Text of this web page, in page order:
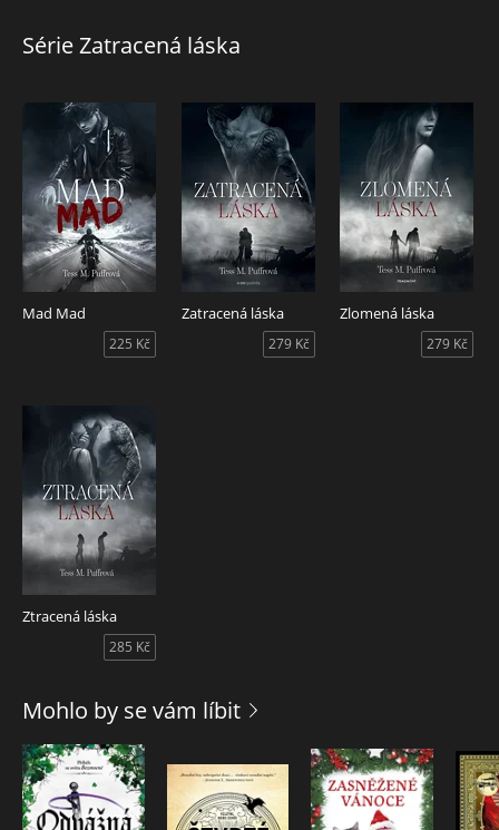
Série Zatracená láska
Mad Mad
225 Kč
Zatracená láska
279 Kč
Zlomená láska
279 Kč
Ztracená láska
285 Kč
Mohlo by se vám líbit